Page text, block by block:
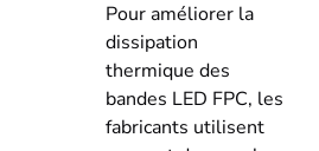
Pour améliorer la
dissipation
thermique des
bandes LED FPC, les
fabricants utilisent